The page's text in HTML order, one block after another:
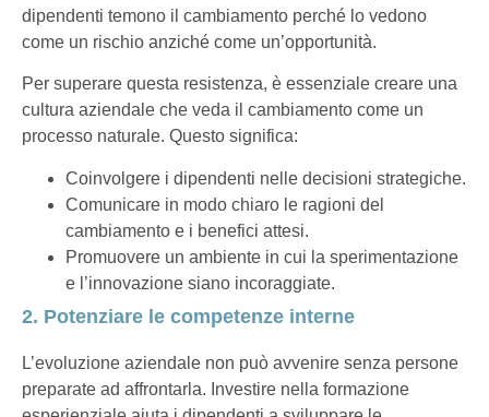
dipendenti temono il cambiamento perché lo vedono
come un rischio anziché come un’opportunità.
Per superare questa resistenza, è essenziale creare una
cultura aziendale che veda il cambiamento come un
processo naturale. Questo significa:
Coinvolgere i dipendenti nelle decisioni strategiche.
Comunicare in modo chiaro le ragioni del
cambiamento e i benefici attesi.
Promuovere un ambiente in cui la sperimentazione
e l’innovazione siano incoraggiate.
2. Potenziare le competenze interne
L’evoluzione aziendale non può avvenire senza persone
preparate ad affrontarla. Investire nella formazione